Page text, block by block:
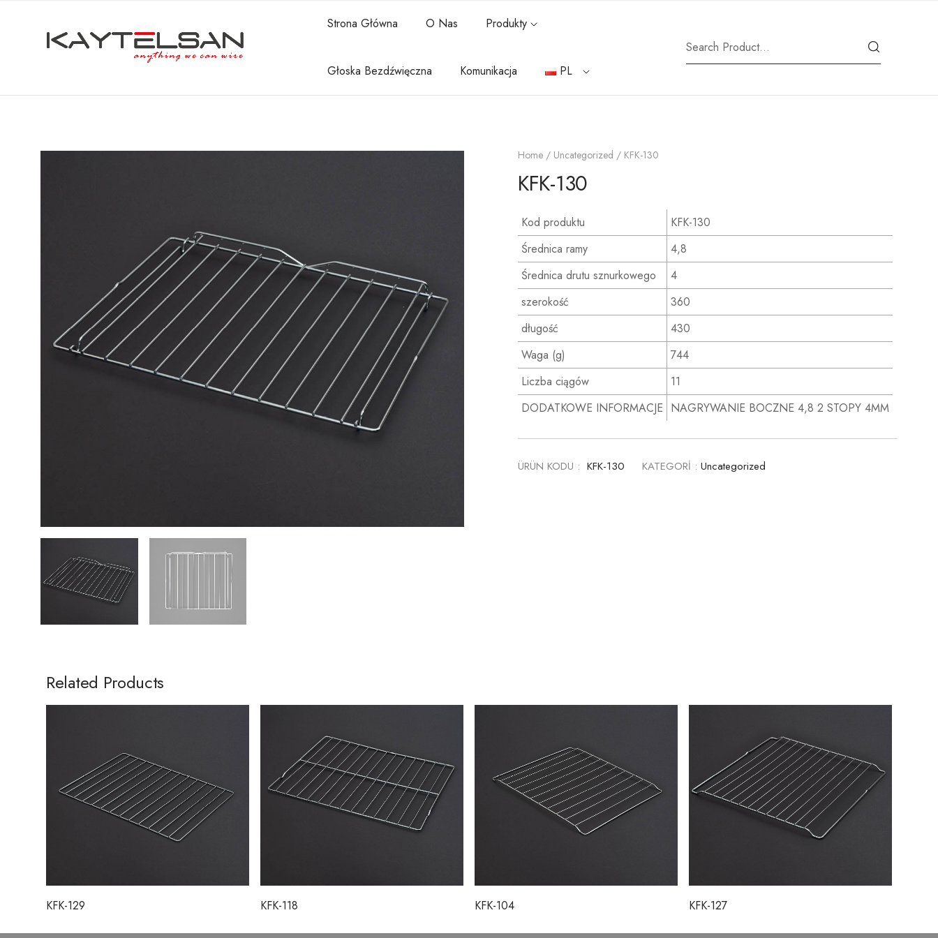
Strona Główna O Nas Produkty
Głoska Bezdźwięczna Komunikacja PL
Home / Uncategorized / KFK-130
KFK-130
Kod produktu
KFK-130
Średnica ramy
4,8
Średnica drutu sznurkowego
4
szerokość
360
długość
430
Waga (g)
744
Liczba ciągów
11
DODATKOWE INFORMACJE NAGRYWANIE BOCZNE 4,8 2 STOPY 4MM
ÜRÜN KODU : KFK-130 KATEGORİ : Uncategorized
Related Products
KFK-129 KFK-118 KFK-104 KFK-127